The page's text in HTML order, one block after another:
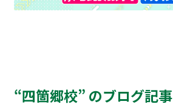
“四箇郷校” のブログ記事